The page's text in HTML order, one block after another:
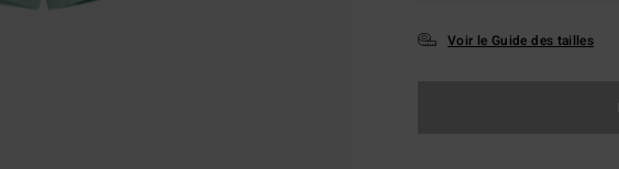
Voir le Guide des tailles